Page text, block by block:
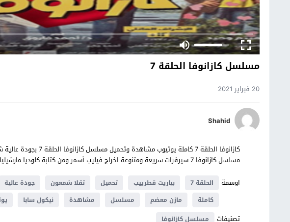
مسلسل كازانوفا الحلقة 7
20 فبراير 2021
Shahid
مسلسل كازانوفا 7 سيرفرات سريعة ومتنوعة اخراج فيليب أسمر ومن كتابة كلوديا مارشيليان حصرياً على موقع شوف تايم.
اوسمة
الحلقة 7 بياريت قطرييب تحميل تقلا شمعون جودة عالية
كاملة
مازن معضم مسلسل مشاهدة نيكول سابا
تصنيفات مسلسل كازانوفا